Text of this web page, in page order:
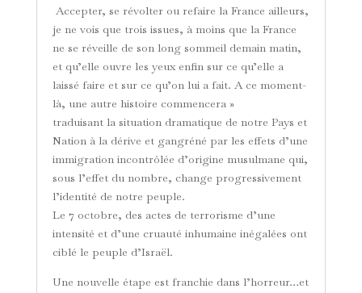
Accepter, se révolter ou refaire la France ailleurs,
je ne vois que trois issues, à moins que la France
ne se réveille de son long sommeil demain matin,
et qu’elle ouvre les yeux enfin sur ce qu’elle a
laissé faire et sur ce qu’on lui a fait. A ce moment-
là, une autre histoire commencera »
traduisant la situation dramatique de notre Pays et
Nation à la dérive et gangréné par les effets d’une
immigration incontrôlée d’origine musulmane qui,
sous l’effet du nombre, change progressivement
l’identité de notre peuple.
Le 7 octobre, des actes de terrorisme d’une
intensité et d’une cruauté inhumaine inégalées ont
ciblé le peuple d’Israël.
Une nouvelle étape est franchie dans l’horreur…et